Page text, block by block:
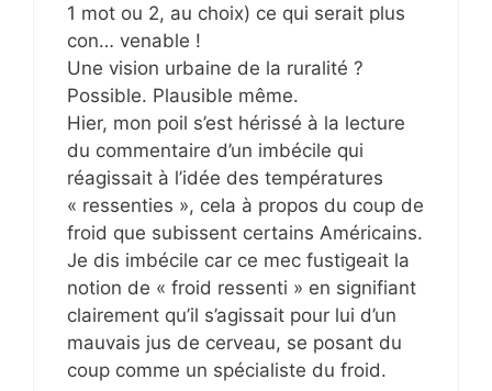
1 mot ou 2, au choix) ce qui serait plus
con… venable !
Une vision urbaine de la ruralité ?
Possible. Plausible même.
Hier, mon poil s’est hérissé à la lecture
du commentaire d’un imbécile qui
réagissait à l’idée des températures
« ressenties », cela à propos du coup de
froid que subissent certains Américains.
Je dis imbécile car ce mec fustigeait la
notion de « froid ressenti » en signifiant
clairement qu’il s’agissait pour lui d’un
mauvais jus de cerveau, se posant du
coup comme un spécialiste du froid.